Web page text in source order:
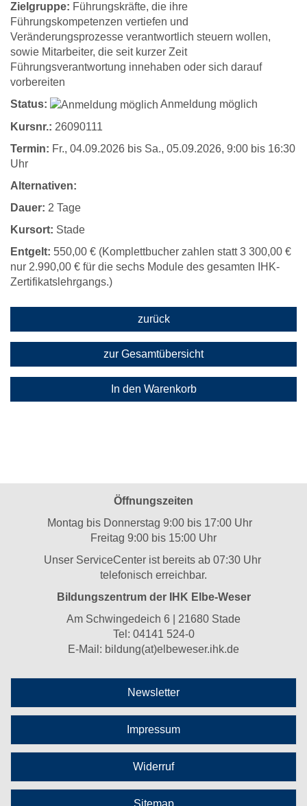
Zielgruppe: Führungskräfte, die ihre
Führungskompetenzen vertiefen und
Veränderungsprozesse verantwortlich steuern wollen,
sowie Mitarbeiter, die seit kurzer Zeit
Führungsverantwortung innehaben oder sich darauf
vorbereiten
Status:
Anmeldung möglich
Kursnr.: 26090111
Termin: Fr., 04.09.2026 bis Sa., 05.09.2026, 9:00 bis 16:30
Uhr
Alternativen:
Dauer: 2 Tage
Kursort: Stade
Entgelt: 550,00 € (Komplettbucher zahlen statt 3 300,00 €
nur 2.990,00 € für die sechs Module des gesamten IHK-
Zertifikatslehrgangs.)
zurück
zur Gesamtübersicht
In den Warenkorb
Öffnungszeiten
Montag bis Donnerstag 9:00 bis 17:00 Uhr
Freitag 9:00 bis 15:00 Uhr
Unser ServiceCenter ist bereits ab 07:30 Uhr
telefonisch erreichbar.
Bildungszentrum der IHK Elbe-Weser
Am Schwingedeich 6 | 21680 Stade
Tel: 04141 524-0
E-Mail: bildung(at)elbeweser.ihk.de
Newsletter
Impressum
Widerruf
Sitemap